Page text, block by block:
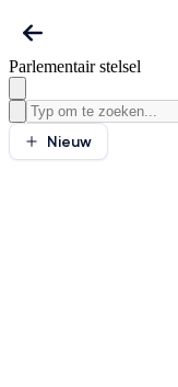
Parlementair stelsel
Nieuw